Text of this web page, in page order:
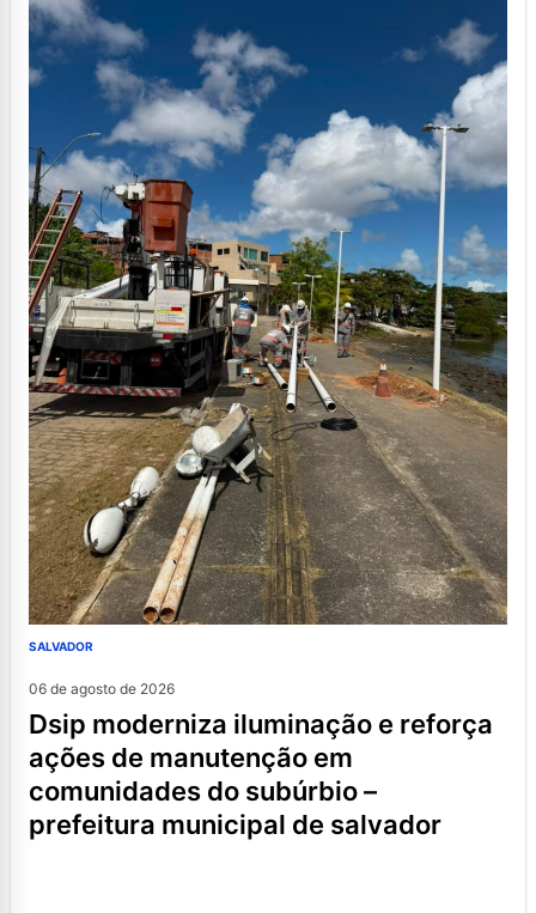
SALVADOR
06 de agosto de 2026
dsip moderniza iluminação e reforça
ações de manutenção em
comunidades do subúrbio –
prefeitura municipal de salvador